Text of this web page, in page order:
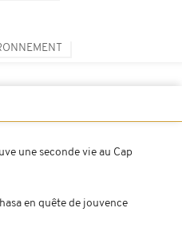
une seconde vie au Cap
en quête de jouvence